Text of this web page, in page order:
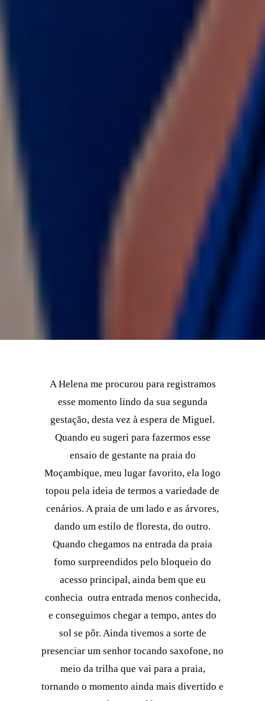
A Helena me procurou para registramos
esse momento lindo da sua segunda
gestação, desta vez à espera de Miguel.
Quando eu sugeri para fazermos esse
ensaio de gestante na praia do
Moçambique, meu lugar favorito, ela logo
topou pela ideia de termos a variedade de
cenários. A praia de um lado e as árvores,
dando um estilo de floresta, do outro.
Quando chegamos na entrada da praia
fomo surpreendidos pelo bloqueio do
acesso principal, ainda bem que eu
conhecia outra entrada menos conhecida,
e conseguimos chegar a tempo, antes do
sol se pôr. Ainda tivemos a sorte de
presenciar um senhor tocando saxofone, no
meio da trilha que vai para a praia,
tornando o momento ainda mais divertido e